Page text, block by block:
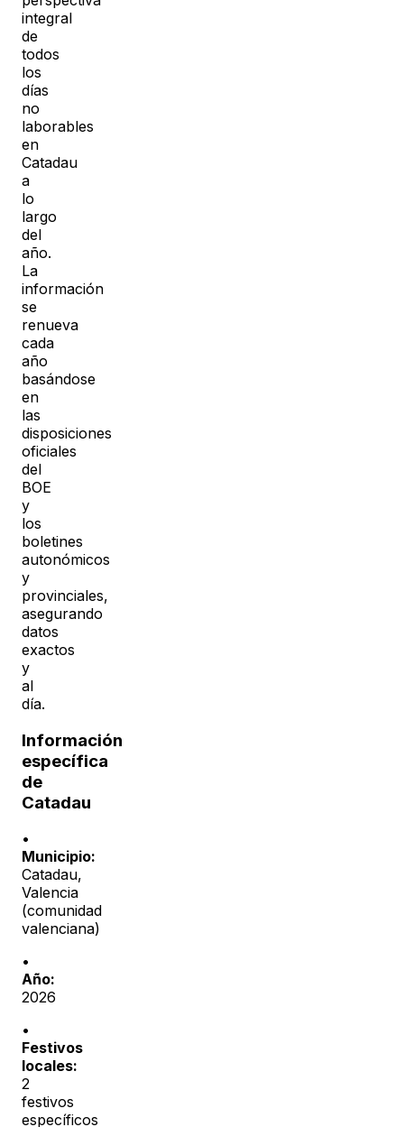
integral
de
todos
los
días
no
laborables
en
Catadau
a
lo
largo
del
año.
La
información
se
renueva
cada
año
basándose
en
las
disposiciones
oficiales
del
BOE
y
los
boletines
autonómicos
y
provinciales,
asegurando
datos
exactos
y
al
día.
Información
específica
de
Catadau
•
Municipio:
Catadau,
Valencia
(comunidad
valenciana)
•
Año:
2026
•
Festivos
locales:
2
festivos
específicos